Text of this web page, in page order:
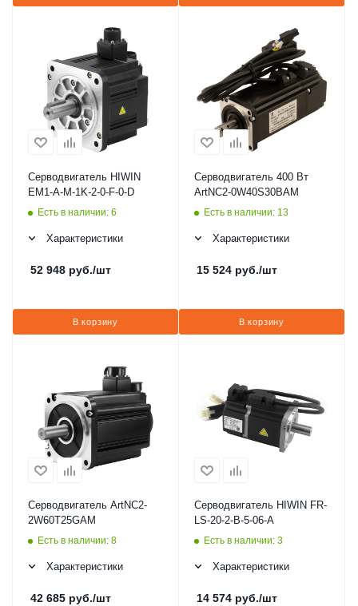
Серводвигатель HIWIN
EM1-A-M-1K-2-0-F-0-D
Есть в наличии: 6
Характеристики
52 948 руб./шт
В корзину
Серводвигатель 400 Вт
ArtNC2-0W40S30BAM
Есть в наличии: 13
Характеристики
15 524 руб./шт
В корзину
Серводвигатель ArtNC2-
2W60T25GAM
Есть в наличии: 8
Характеристики
42 685 руб./шт
Серводвигатель HIWIN FR-
LS-20-2-B-5-06-A
Есть в наличии: 3
Характеристики
14 574 руб./шт